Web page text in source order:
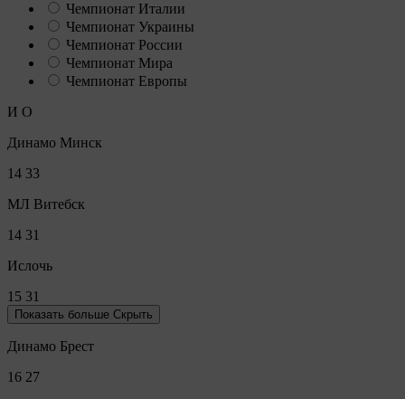
Чемпионат Италии
Чемпионат Украины
Чемпионат России
Чемпионат Мира
Чемпионат Европы
И О
Динамо Минск
14 33
МЛ Витебск
14 31
Ислочь
15 31
Показать больше Скрыть
Динамо Брест
16 27